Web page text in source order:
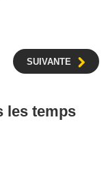
SUIVANTE
les temps